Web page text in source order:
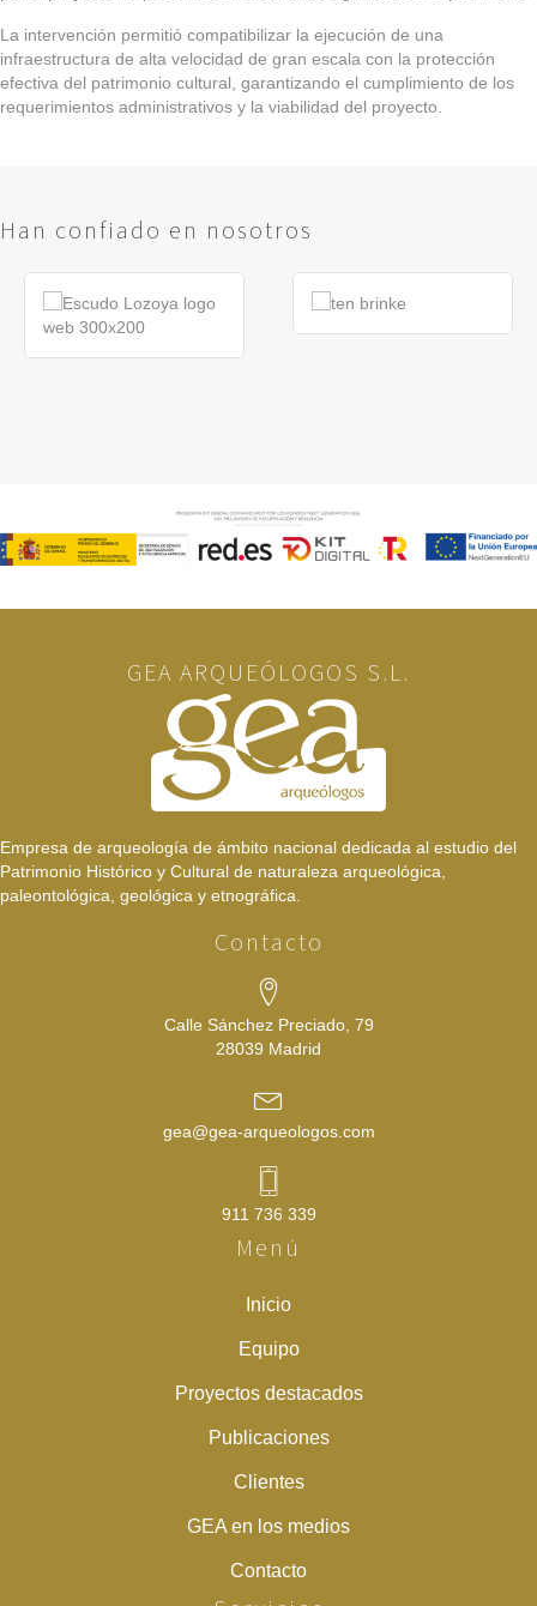
La intervención permitió compatibilizar la ejecución de una
infraestructura de alta velocidad de gran escala con la protección
efectiva del patrimonio cultural, garantizando el cumplimiento de los
requerimientos administrativos y la viabilidad del proyecto.
Han confiado en nosotros
GEA ARQUEÓLOGOS S.L.
Empresa de arqueología de ámbito nacional dedicada al estudio del
Patrimonio Histórico y Cultural de naturaleza arqueológica,
paleontológica, geológica y etnográfica.
Contacto
Calle Sánchez Preciado, 79
28039 Madrid
gea@gea-arqueologos.com
911 736 339
Menú
Inicio
Equipo
Proyectos destacados
Publicaciones
Clientes
GEA en los medios
Contacto